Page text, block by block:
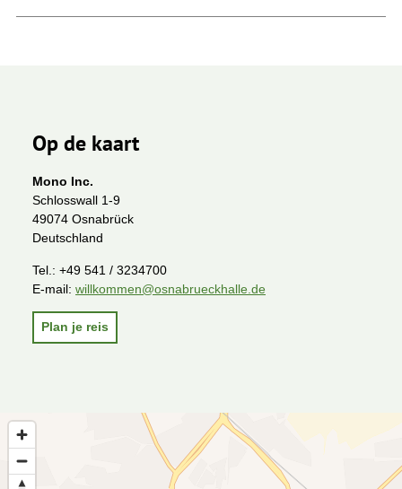
Op de kaart
Mono Inc.
Schlosswall 1-9
49074 Osnabrück
Deutschland
Tel.: +49 541 / 3234700
E-mail: willkommen@osnabrueckhalle.de
Plan je reis